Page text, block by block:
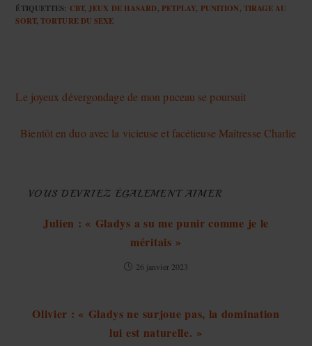
ÉTIQUETTES: CBT, JEUX DE HASARD, PETPLAY, PUNITION, TIRAGE AU
SORT, TORTURE DU SEXE
Le joyeux dévergondage de mon puceau se poursuit
Bientôt en duo avec la vicieuse et facétieuse Maîtresse Charlie
VOUS DEVRIEZ ÉGALEMENT AIMER
Julien : « Gladys a su me punir comme je le
méritais »
26 janvier 2023
Olivier : « Gladys ne surjoue pas, la domination
lui est naturelle. »